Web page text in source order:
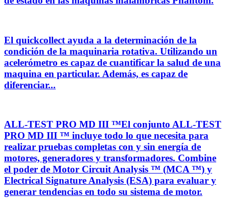
El quickcollect ayuda a la determinación de la
condición de la maquinaria rotativa. Utilizando un
acelerómetro es capaz de cuantificar la salud de una
maquina en particular. Además, es capaz de
diferenciar...
ALL-TEST PRO MD III ™El conjunto ALL-TEST
PRO MD III ™ incluye todo lo que necesita para
realizar pruebas completas con y sin energía de
motores, generadores y transformadores. Combine
el poder de Motor Circuit Analysis ™ (MCA ™) y
Electrical Signature Analysis (ESA) para evaluar y
generar tendencias en todo su sistema de motor.